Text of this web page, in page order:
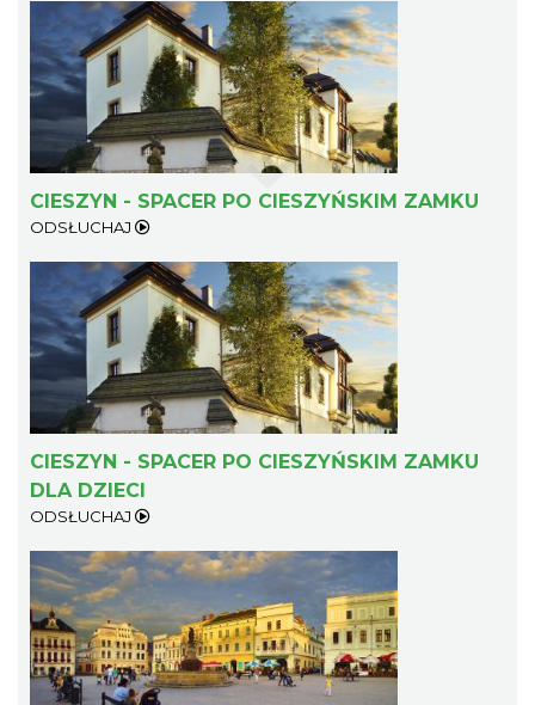
Cieszyn
0.24 km
Cieszyn
2026-08-09
0.24 km
Cieszyn
0.24 km
CIESZYN - SPACER PO CIESZYŃSKIM ZAMKU
ODSŁUCHAJ
CIESZYN - SPACER PO CIESZYŃSKIM ZAMKU
DLA DZIECI
ODSŁUCHAJ